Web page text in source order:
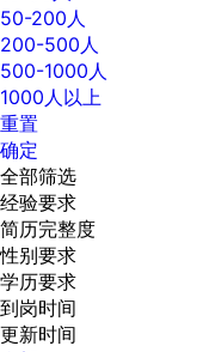
50-200人
200-500人
500-1000人
1000人以上
重置
确定
全部筛选
经验要求
简历完整度
性别要求
学历要求
到岗时间
更新时间